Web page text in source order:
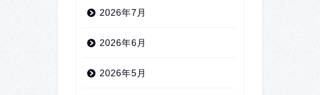
2026年7月
2026年6月
2026年5月